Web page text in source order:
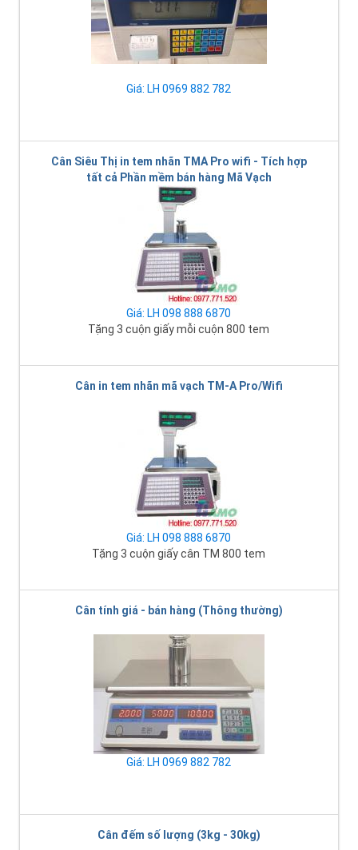
Giá: LH 0969 882 782
Cân Siêu Thị in tem nhãn TMA Pro wifi - Tích hợp
tất cả Phần mềm bán hàng Mã Vạch
Giá: LH 098 888 6870
Tặng 3 cuộn giấy mỗi cuộn 800 tem
Cân in tem nhãn mã vạch TM-A Pro/Wifi
Giá: LH 098 888 6870
Tặng 3 cuộn giấy cân TM 800 tem
Cân tính giá - bán hàng (Thông thường)
Giá: LH 0969 882 782
Cân đếm số lượng (3kg - 30kg)